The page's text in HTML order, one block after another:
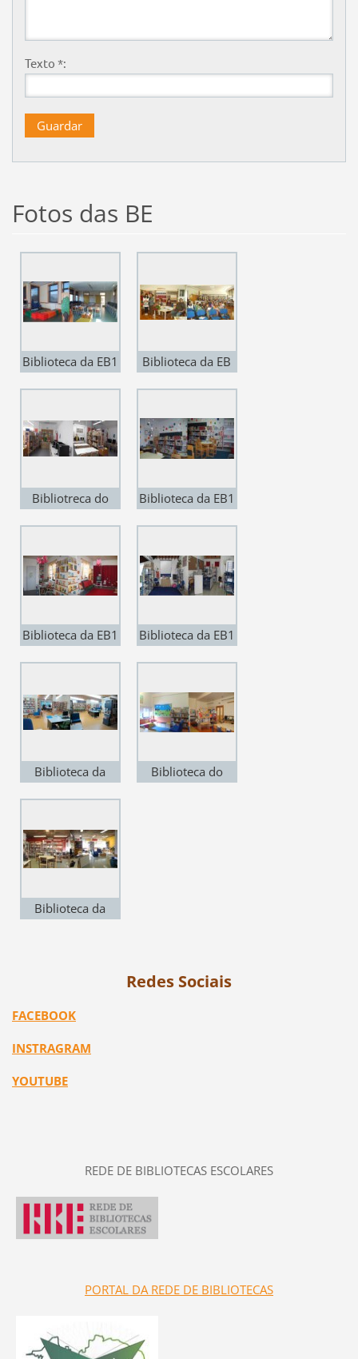
Texto *:
Fotos das BE
Biblioteca da EB1
Biblioteca da EB
Bibliotreca do
Biblioteca da EB1
Biblioteca da EB1
Biblioteca da EB1
Biblioteca da
Arganil
Biblioteca do
Biblioteca da
Redes Sociais
FACEBOOK
INSTRAGRAM
YOUTUBE
REDE DE BIBLIOTECAS ESCOLARES
PORTAL DA REDE DE BIBLIOTECAS